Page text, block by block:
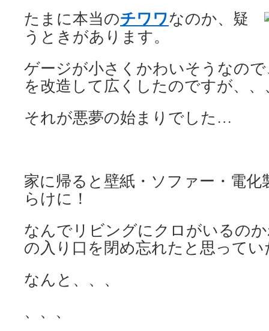
たまに本当のチワワなのか、疑
うときがあります。
ゲージが小さくかわいそうなの
を改造して広くしたのですが、、
それが悪夢の始まりでした…
家に帰ると壁紙・ソファー・電
らけに！
なんでリビングにクロがいるの
の入り口を閉め忘れたと思って
なんと、、、
、、、